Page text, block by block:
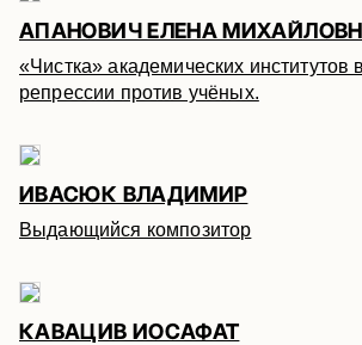
АПАНОВИЧ ЕЛЕНА
«Чистка» академических институтов
репрессии против учёных.
ИВАСЮК ВЛАДИМИР
Выдающийся композитор
КАВАЦИВ ИОСАФАТ